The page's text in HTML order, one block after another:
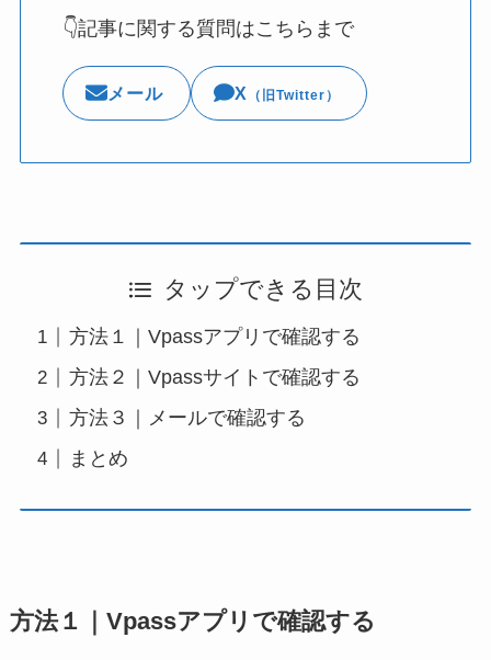
👇記事に関する質問はこちらまで
メール X （旧Twitter）
タップできる目次
方法１｜Vpassアプリで確認する
方法２｜Vpassサイトで確認する
方法３｜メールで確認する
まとめ
方法１｜Vpassアプリで確認する